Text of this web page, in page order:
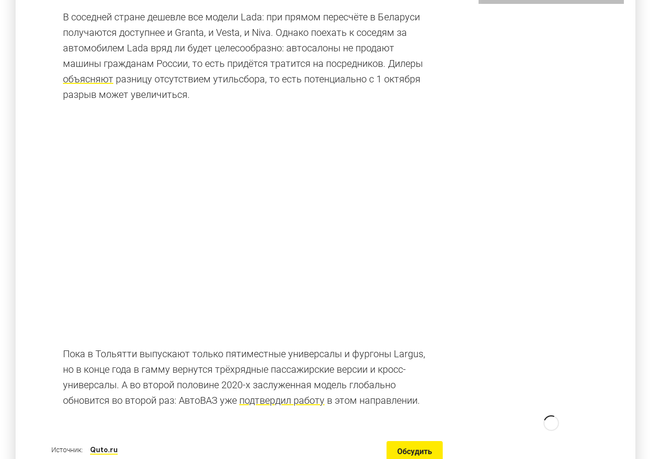
В соседней стране дешевле все модели Lada: при прямом пересчёте в Беларуси
получаются доступнее и Granta, и Vesta, и Niva. Однако поехать к соседям за
автомобилем Lada вряд ли будет целесообразно: автосалоны не продают
машины гражданам России, то есть придётся тратится на посредников. Дилеры
объясняют разницу отсутствием утильсбора, то есть потенциально с 1 октября
разрыв может увеличиться.
Пока в Тольятти выпускают только пятиместные универсалы и фургоны Largus,
но в конце года в гамму вернутся трёхрядные пассажирские версии и кросс-
универсалы. А во второй половине 2020-х заслуженная модель глобально
обновится во второй раз: АвтоВАЗ уже подтвердил работу в этом направлении.
Новые русские
Новинки из России, которые уже дебютировали или готовятся к выходу в свет
Обсудить
Источник: Quto.ru